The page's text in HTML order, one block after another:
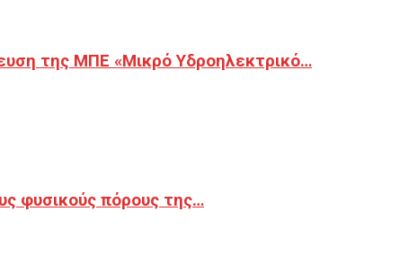
της ΜΠΕ «Μικρό Υδροηλεκτρικό…
φυσικούς πόρους της…